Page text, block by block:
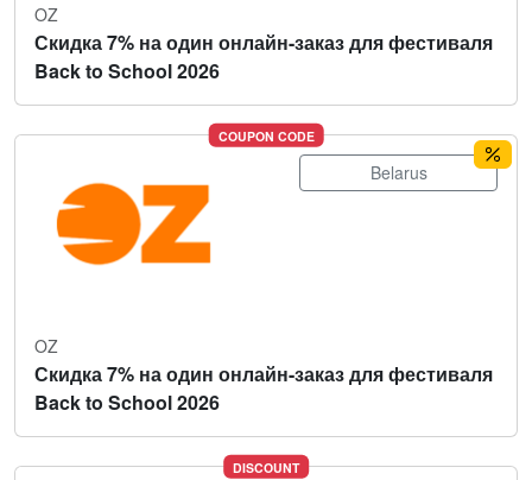
OZ
Скидка 7% на один онлайн-заказ для фестиваля
Back to School 2026
COUPON CODE
Belarus
OZ
Скидка 7% на один онлайн-заказ для фестиваля
Back to School 2026
DISCOUNT